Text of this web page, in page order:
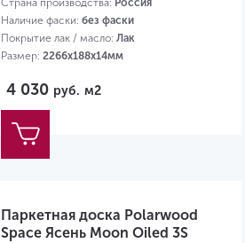
Страна производства: Россия
Наличие фаски: без фаски
Покрытие лак / масло: Лак
Размер: 2266х188х14мм
4 030 руб. м2
Паркетная доска Polarwood
Space Ясень Moon Oiled 3S